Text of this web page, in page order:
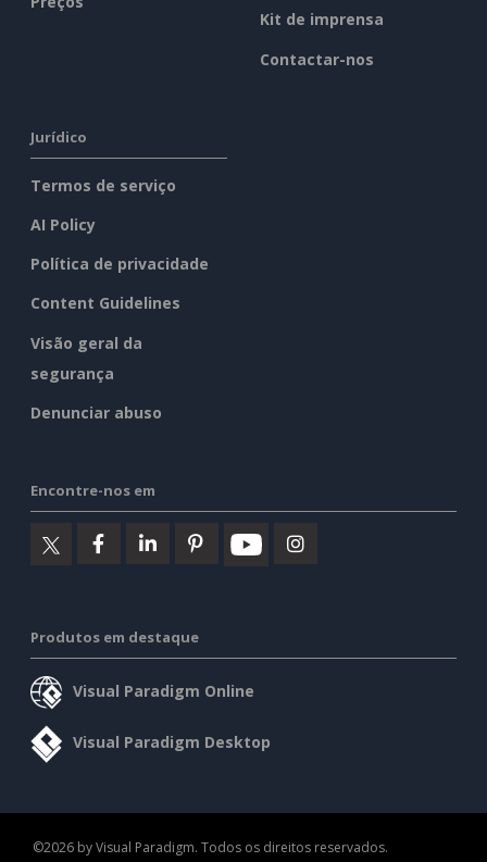
Kit de imprensa
Contactar-nos
Jurídico
Termos de serviço
AI Policy
Política de privacidade
Content Guidelines
Visão geral da
segurança
Denunciar abuso
Encontre-nos em
Produtos em destaque
Visual Paradigm Online
Visual Paradigm Desktop
©2026 by Visual Paradigm. Todos os direitos reservados.